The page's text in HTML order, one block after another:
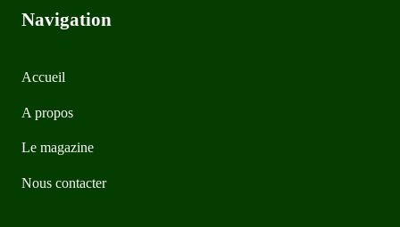
Navigation
Accueil
A propos
Le magazine
Nous contacter